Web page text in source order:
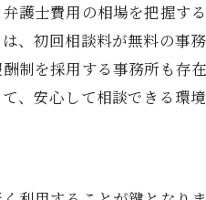
長期的視点での生
住宅ローン問題をクリ
離婚時の住宅ロー
護士費用の相場を把握
、初回相談料が無料の
制を採用する事務所も
、安心して相談できる環